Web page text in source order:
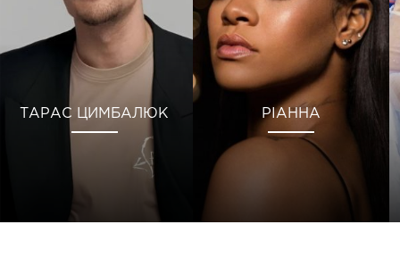
ТАРАС ЦИМБАЛЮК РІАННА